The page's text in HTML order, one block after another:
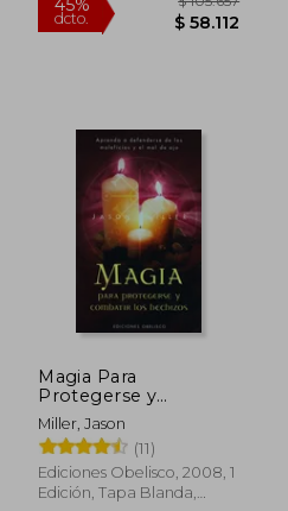
Magia Para
Protegerse y
Combatir los
Hechizos
Miller, Jason
(11)
Ediciones Obelisco, 2008, 1
Edición, Tapa Blanda,